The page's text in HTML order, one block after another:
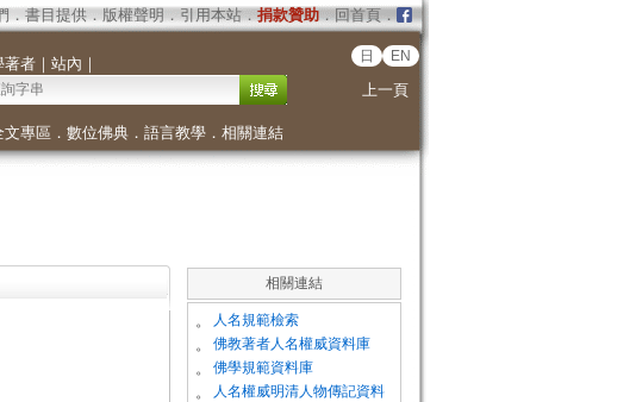
． 書目提供． 版權聲明 ． 引用本站． 捐款贊助．回首頁．
著者｜ 站內 ｜ 日 EN
上一頁
文專區 ． 數位佛典． 語言教學． 相關連結
相關連結
。 人名規範檢索
。 佛教著者人名權威資料庫
。 佛學規範資料庫
。
人名權威明清人物傳記資料